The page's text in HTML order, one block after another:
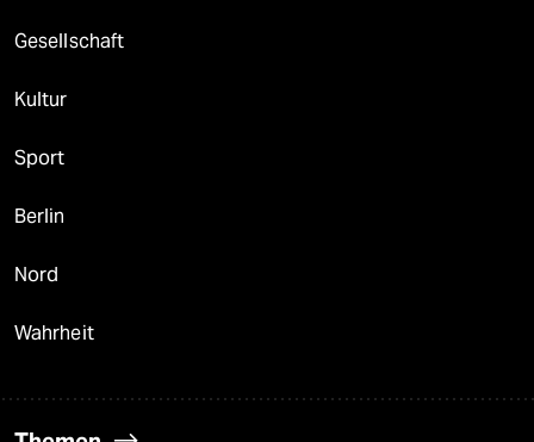
Gesellschaft
Kultur
Sport
Berlin
Nord
Wahrheit